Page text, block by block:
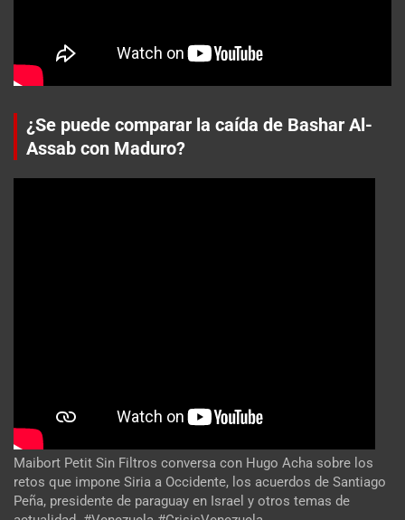
¿Se puede comparar la caída de Bashar Al-
Assab con Maduro?
Maibort Petit Sin Filtros conversa con Hugo Acha sobre los
retos que impone Siria a Occidente, los acuerdos de Santiago
Peña, presidente de paraguay en Israel y otros temas de